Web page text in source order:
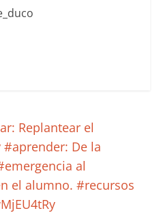
Replantear el
De la
al
el alumno. #recursos